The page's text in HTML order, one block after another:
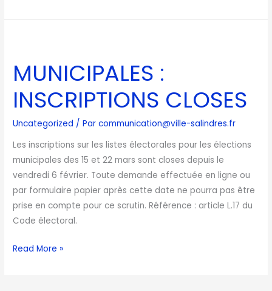
MUNICIPALES :
INSCRIPTIONS CLOSES
Uncategorized / Parcommunication@ville-salindres.fr
Les inscriptions sur les listes électorales pour les élections
municipales des 15 et 22 mars sont closes depuis le
vendredi 6 février. Toute demande effectuée en ligne ou
par formulaire papier après cette date ne pourra pas être
prise en compte pour ce scrutin. Référence : article L.17 du
Code électoral.
INSCRIPTIONS
CLOSES
Read More »